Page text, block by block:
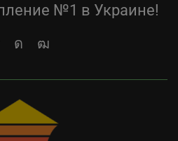
№1 в Украине!